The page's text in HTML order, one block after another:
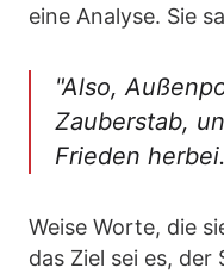
eine Analyse. Sie
"Also,
Zauberstab,
Frieden
Weise Worte, die
das Ziel sei es, der